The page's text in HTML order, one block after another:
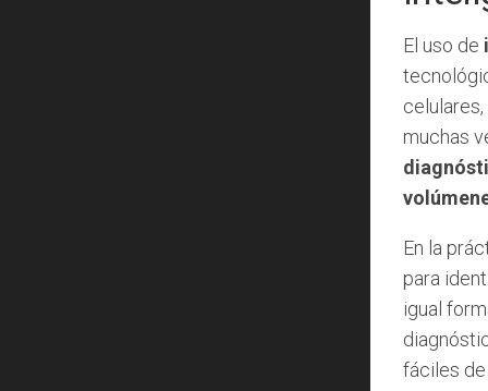
El uso de
muchas
En la
para
igual
fáciles